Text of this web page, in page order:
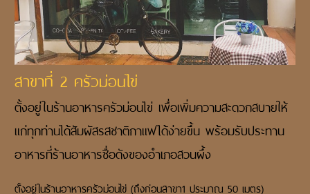
สาขาที่ 2 ครัวม่อนไข่
ตั้งอยู่ในร้านอาหารครัวม่อนไข่ เพื่อเพิ่มความสะดวกสบายให้
แก่ทุกท่านได้สัมผัสรสชาติกาแฟได้ง่ายขึ้น พร้อมรับประทาน
อาหารที่ร้านอาหารชื่อดังของอำเภอสวนผึ้ง
ตั้งอยู่ในร้านอาหารครัวม่อนไข่ (ถึงก่อนสาขา1 ประมาณ 50 เมตร)